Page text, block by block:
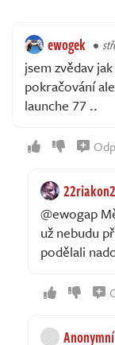
ewogek
jsem zvědav
pokračování
launche 77 ..
@ewogap
už nebudu
podělali
Anonymní